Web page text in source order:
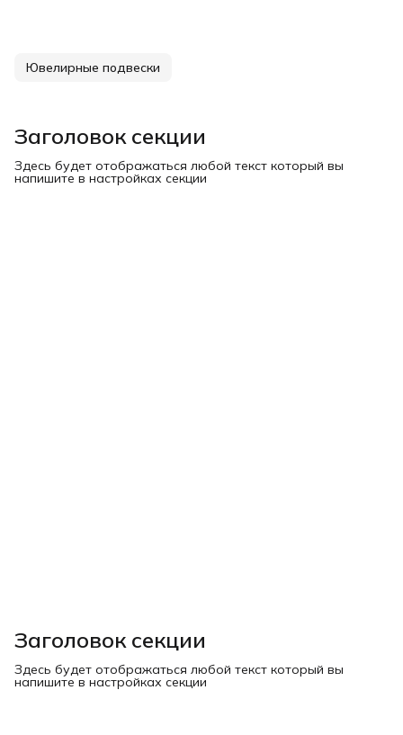
Ювелирные подвески
Заголовок секции
Здесь будет отображаться любой текст который вы
напишите в настройках секции
Заголовок секции
Здесь будет отображаться любой текст который вы
напишите в настройках секции